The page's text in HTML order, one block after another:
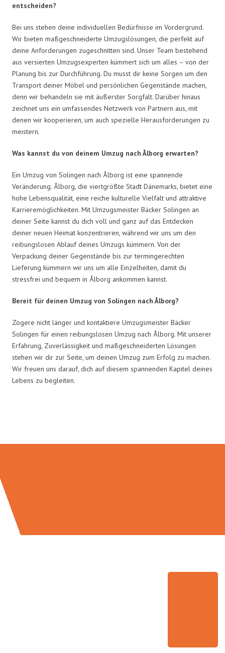
entscheiden?
Bei uns stehen deine individuellen Bedürfnisse im Vordergrund.
Wir bieten maßgeschneiderte Umzugslösungen, die perfekt auf
deine Anforderungen zugeschnitten sind. Unser Team bestehend
aus versierten Umzugsexperten kümmert sich um alles – von der
Planung bis zur Durchführung. Du musst dir keine Sorgen um den
Transport deiner Möbel und persönlichen Gegenstände machen,
denn wir behandeln sie mit äußerster Sorgfalt. Darüber hinaus
zeichnet uns ein umfassendes Netzwerk von Partnern aus, mit
denen wir kooperieren, um auch spezielle Herausforderungen zu
meistern.
Was kannst du von deinem Umzug nach Ålborg erwarten?
Ein Umzug von Solingen nach Ålborg ist eine spannende
Veränderung. Ålborg, die viertgrößte Stadt Dänemarks, bietet eine
hohe Lebensqualität, eine reiche kulturelle Vielfalt und attraktive
Karrieremöglichkeiten. Mit Umzugsmeister Bäcker Solingen an
deiner Seite kannst du dich voll und ganz auf das Entdecken
deiner neuen Heimat konzentrieren, während wir uns um den
reibungslosen Ablauf deines Umzugs kümmern. Von der
Verpackung deiner Gegenstände bis zur termingerechten
Lieferung kümmern wir uns um alle Einzelheiten, damit du
stressfrei und bequem in Ålborg ankommen kannst.
Bereit für deinen Umzug von Solingen nach Ålborg?
Zögere nicht länger und kontaktiere Umzugsmeister Bäcker
Solingen für einen reibungslosen Umzug nach Ålborg. Mit unserer
Erfahrung, Zuverlässigkeit und maßgeschneiderten Lösungen
stehen wir dir zur Seite, um deinen Umzug zum Erfolg zu machen.
Wir freuen uns darauf, dich auf diesem spannenden Kapitel deines
Lebens zu begleiten.